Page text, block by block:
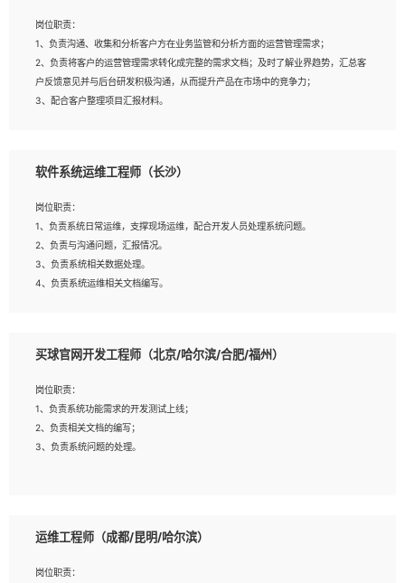
搭建深度学习系统环境；
4、熟悉买球官网、买球官网等常用图像处理软件，熟练进行图像处理；
5、熟悉主流的分类算法、聚类算法和关联分析算法原理，能熟练使用神经网络算法
的进行业务建模；
6、对OCR领域有深入的研究，熟悉模型调参，压缩和整型化方法；
岗位职责：
1、负责沟通、收集和分析客户方在业务监管和分析方面的运营管理需求；
2、负责将客户的运营管理需求转化成完整的需求文档；及时了解业界趋势，汇总客
户反馈意见并与后台研发积极沟通，从而提升产品在市场中的竞争力；
3、配合客户整理项目汇报材料。
1、3年以上运营或解决方案的工作经验。
征，可独立提出完整的优化方案,并推动方案执行达成结果；熟练使用PPT、买球官
网、买球官网等办公软件；
3、深入理解公司各项AI产品和技术信息；具有较强的文档编写能力，能独立撰写
PPT、方案建议书等，面试时需携带个人制作的专业PPT文件进行展示。
软件系统运维工程师（长沙）
岗位职责：
1、负责系统日常运维，支撑现场运维，配合开发人员处理系统问题。
2、负责与沟通问题，汇报情况。
3、负责系统相关数据处理。
4、负责系统运维相关文档编写。
岗位要求：
2、精通linux命令。
3、熟悉oracle、mysql 数据库。
4、善于沟通，具有良好的团队合作精神和协作能力。
5、必须有实际的生产环境系统维护经验。
买球官网开发工程师（北京/哈尔滨/合肥/福州）
岗位职责：
1、负责系统功能需求的开发测试上线；
2、负责相关文档的编写；
3、负责系统问题的处理。
2、熟悉linux命令；
4、熟练使用oracle、mysql进行开发；
运维工程师（成都/昆明/哈尔滨）
岗位职责：